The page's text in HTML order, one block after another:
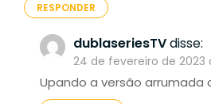
RESPONDER
dublaseriesTVdisse:
24 de fevereiro de 2023
Upando a versão arrumada